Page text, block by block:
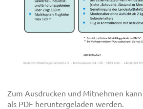
Zum Ausdrucken und Mitnehmen kann
als PDF heruntergeladen werden.